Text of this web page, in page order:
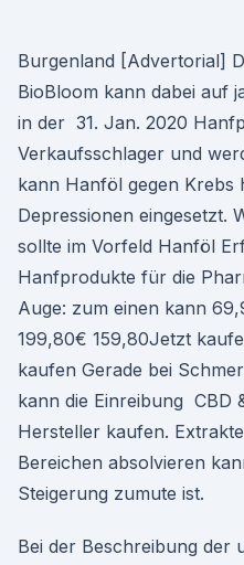
Burgenland [Advertorial]
BioBloom kann dabei auf
in der 31. Jan. 2020
Verkaufsschlager und
kann Hanföl gegen Krebs
Depressionen eingesetzt.
sollte im Vorfeld Hanföl
Hanfprodukte für die
Auge: zum einen kann
199,80€ 159,80Jetzt
kaufen Gerade bei
kann die Einreibung CBD
Hersteller kaufen.
Bereichen absolvieren
Steigerung zumute ist.
Bei der Beschreibung der